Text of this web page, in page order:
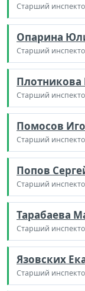
Старший
Опарина
Старший
Плотникова
Старший
Помосов
Старший
Попов
Старший
Тарабаева
Старший
Язовских
Старший